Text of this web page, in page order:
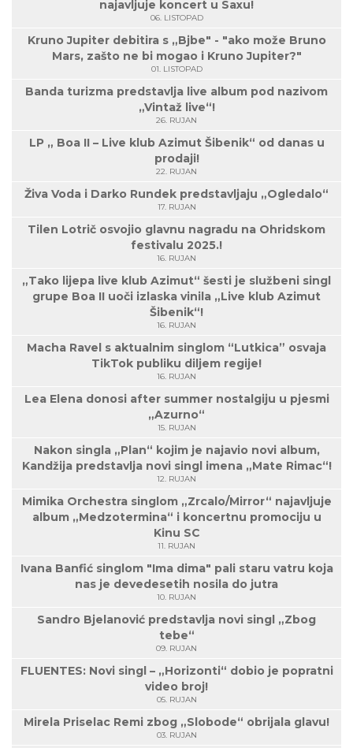
najavljuje koncert u Saxu!
06. LISTOPAD
Kruno Jupiter debitira s „Bjbe" - "ako može Bruno
Mars, zašto ne bi mogao i Kruno Jupiter?"
01. LISTOPAD
Banda turizma predstavlja live album pod nazivom
„Vintaž live“!
26. RUJAN
LP „ Boa II – Live klub Azimut Šibenik“ od danas u
prodaji!
22. RUJAN
Živa Voda i Darko Rundek predstavljaju „Ogledalo“
17. RUJAN
Tilen Lotrič osvojio glavnu nagradu na Ohridskom
festivalu 2025.!
16. RUJAN
„Tako lijepa live klub Azimut“ šesti je službeni singl
grupe Boa II uoči izlaska vinila „Live klub Azimut
Šibenik“!
16. RUJAN
Macha Ravel s aktualnim singlom “Lutkica” osvaja
TikTok publiku diljem regije!
16. RUJAN
Lea Elena donosi after summer nostalgiju u pjesmi
„Azurno“
15. RUJAN
Nakon singla „Plan“ kojim je najavio novi album,
Kandžija predstavlja novi singl imena „Mate Rimac“!
12. RUJAN
Mimika Orchestra singlom „Zrcalo/Mirror“ najavljuje
album „Medzotermina“ i koncertnu promociju u
Kinu SC
11. RUJAN
Ivana Banfić singlom "Ima dima" pali staru vatru koja
nas je devedesetih nosila do jutra
10. RUJAN
Sandro Bjelanović predstavlja novi singl „Zbog
tebe“
09. RUJAN
FLUENTES: Novi singl – „Horizonti“ dobio je popratni
video broj!
05. RUJAN
Mirela Priselac Remi zbog „Slobode“ obrijala glavu!
03. RUJAN